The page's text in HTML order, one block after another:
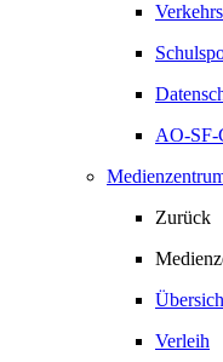
AO-SF-
Zurück
Verleih